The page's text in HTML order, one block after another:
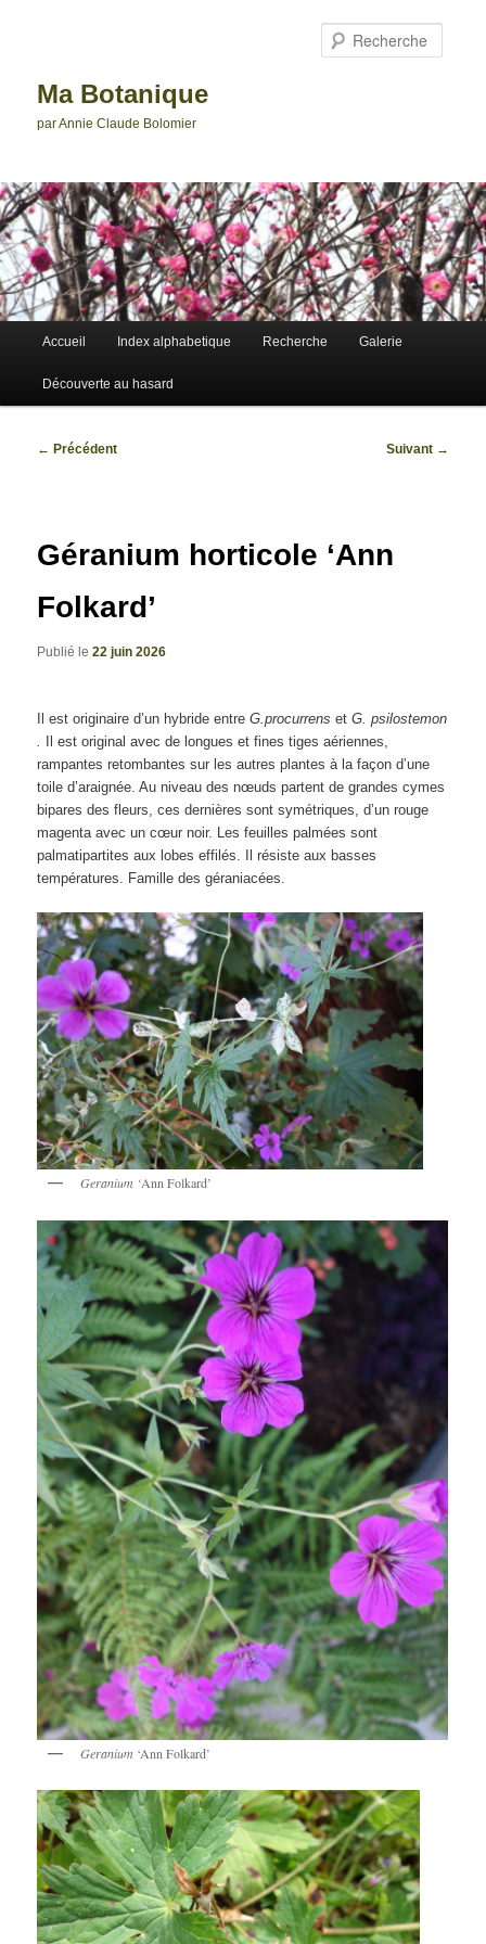
Ma Botanique
par Annie Claude Bolomier
Accueil Index alphabetique Recherche Galerie
Découverte au hasard
Navigation
← Précédent Suivant →
Géranium horticole ‘Ann
Folkard’
Publié le22 juin 2026
Il est originaire d’un hybride entre G.procurrensetG. psilostemon
.
Il est original avec de longues et fines tiges aériennes,
rampantes retombantes sur les autres plantes à la façon d’une
toile d’araignée. Au niveau des nœuds partent de grandes cymes
bipares des fleurs, ces dernières sont symétriques, d’un rouge
magenta avec un cœur noir. Les feuilles palmées sont
palmatipartites aux lobes effilés. Il résiste aux basses
températures. Famille des géraniacées.
Geranium ‘Ann Folkard’
Geranium ‘Ann Folkard’